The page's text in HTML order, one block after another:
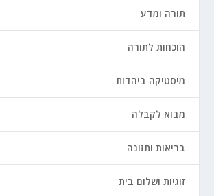
תורה ומדע
הוכחות לתורה
מיסטיקה ביהדות
מבוא לקבלה
בריאות ותזונה
זוגיות ושלום בית